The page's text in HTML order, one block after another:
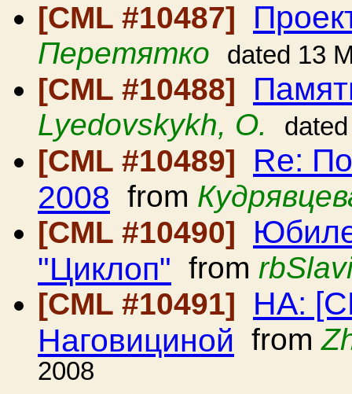
[CML #10487]
Перетятко dated 13
[CML #10488]
Lyedovskykh, O.
[CML #10489] Re:
2008 from
[CML #10490]
"Циклоп" from
[CML #10491]
HA:
Наговициной from
2008